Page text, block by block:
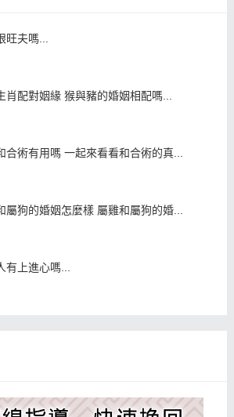
旺夫嗎...
肖配對姻緣 猴與豬的婚姻相配嗎...
合術有用嗎 一起來看看和合術的真...
屬狗的婚姻怎麼樣 屬雞和屬狗的婚...
有上進心嗎...